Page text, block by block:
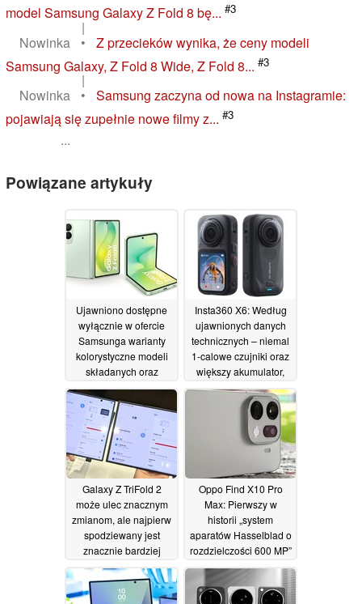
model Samsung Galaxy Z Fold 8 bę... #3
|
Nowinka
•
Z przecieków wynika, że ceny modeli
Samsung Galaxy, Z Fold 8 Wide, Z Fold 8... #3
|
Nowinka
•
Samsung zaczyna od nowa na Instagramie:
pojawiają się zupełnie nowe filmy z... #3
...
Powiązane artykuły
Ujawniono dostępne
wyłącznie w ofercie
Samsunga warianty
kolorystyczne modeli
składanych oraz
wszystkie ceny w AUD.
Zaprezentowano
matrycę aparatu w
modelu Galaxy Z Fold
814/07/2026
Insta360 X6: Według
ujawnionych danych
technicznych – niemal
1-calowe czujniki oraz
większy akumulator,
mimo że jest to
bardziej kompaktowa
kamera 360 stopni
14/07/2026
Galaxy Z TriFold 2
może ulec znacznym
zmianom, ale najpierw
spodziewany jest
znacznie bardziej
ekscytujący smartfon
firmy Samsung
14/07/2026
Oppo Find X10 Pro
Max: Pierwszy w
historii „system
aparatów Hasselblad o
rozdzielczości 600 MP”
zbliża się do masowej